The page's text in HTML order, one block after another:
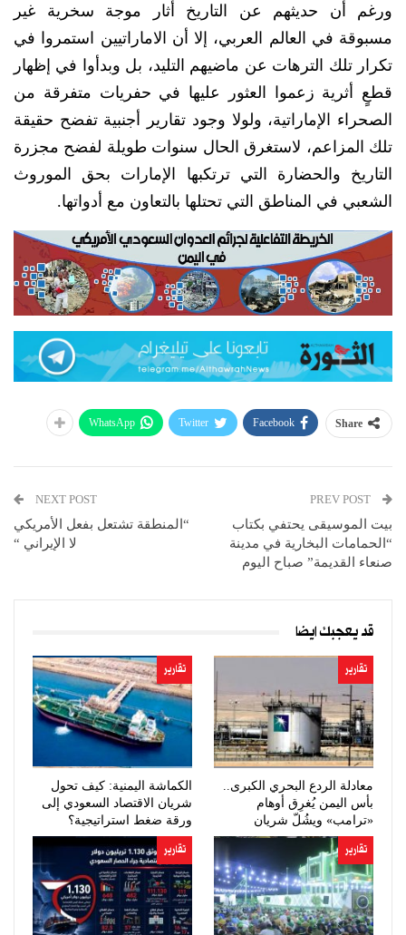
ورغم أن حديثهم عن التاريخ أثار موجة سخرية غير
مسبوقة في العالم العربي، إلا أن الاماراتيين استمروا في
تكرار تلك الترهات عن ماضيهم التليد، بل وبدأوا في إظهار
قطعٍ أثرية زعموا العثور عليها في حفريات متفرقة من
الصحراء الإماراتية، ولولا وجود تقارير أجنبية تفضح حقيقة
تلك المزاعم، لاستغرق الحال سنوات طويلة لفضح مجزرة
التاريخ والحضارة التي ترتكبها الإمارات بحق الموروث
الشعبي في المناطق التي تحتلها بالتعاون مع أدواتها.
Share
Facebook
Twitter
WhatsApp
بيت الموسيقى يحتفي بكتاب
“الحمامات البخارية في مدينة
صنعاء القديمة” صباح اليوم
NEXT POST
“المنطقة تشتعل بفعل الأمريكي
لا الإيراني “
قد يعجبك ايضا
تقارير
معادلة الردع البحري الكبرى..
بأس اليمن يُغرِق أوهام
«ترامب» ويشُلّ شريان
النفط…
تقارير
الكماشة اليمنية: كيف تحول
شريان الاقتصاد السعودي إلى
ورقة ضغط استراتيجية؟
تقارير تقارير